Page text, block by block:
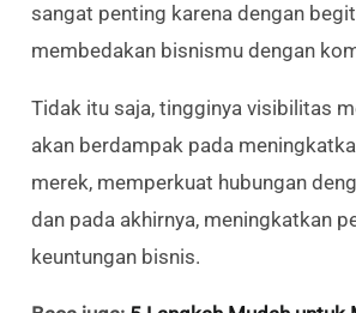
sangat penting karena dengan
membedakan bisnismu dengan
Tidak itu saja, tingginya visibilitas
akan berdampak pada
merek, memperkuat hubungan
dan pada akhirnya, meningkatkan
keuntungan bisnis.